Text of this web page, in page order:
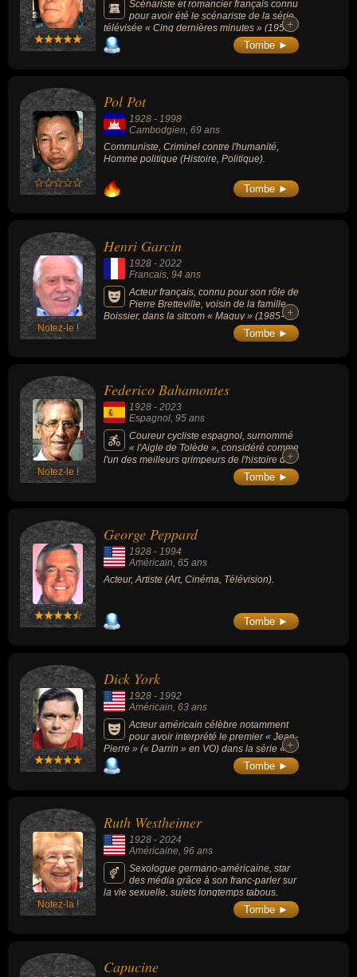
Scénariste et romancier français connu
pour avoir été le scénariste de la série
télévisée « Cinq dernières minutes » (1958-
1996, série policière, 38 saisons, 149
épisodes). Lauréat du Grand Prix de
desquelles la télévision et la radio, avides de
programmes à suspense, ont abondamment
popularisé le genre.
+
+
Tombe ►
Pol Pot
1928 - 1998
Cambodgien, 69 ans
Communiste, Criminel contre l'humanité,
Homme politique (Histoire, Politique).
Tombe ►
Notez-le !
Henri Garcin
1928 - 2022
Francais, 94 ans
Acteur français, connu pour son rôle de
Pierre Bretteville, voisin de la famille
Boissier, dans la sitcom « Maguy » (1985- +
+
Tombe ►
Notez-le !
Federico Bahamontes
1928 - 2023
Espagnol, 95 ans
Coureur cycliste espagnol, surnommé
« l'Aigle de Tolède », considéré comme
l'un des meilleurs grimpeurs de l'histoire du
cyclisme, il a remporté le Tour de France
1959 et le Grand Prix de la montagne de
classement après Richard Virenque.
+
+
Tombe ►
George Peppard
1928 - 1994
Américain, 65 ans
Acteur, Artiste (Art, Cinéma, Télévision).
Tombe ►
Dick York
1928 - 1992
Américain , 63 ans
Acteur américain célèbre notamment
pour avoir interprété le premier « Jean-
Pierre » (« Darrin » en VO) dans la série «
Ma sorcière bien-aimée » (1964, 254
épisodes).
+
+
Tombe ►
Notez-la !
Ruth Westheimer
1928 - 2024
Américaine, 96 ans
Sexologue germano-américaine, star
des média grâce à son franc-parler sur
la vie sexuelle, sujets longtemps tabous.
Tombe ►
Capucine